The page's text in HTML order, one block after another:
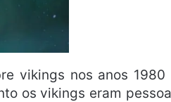
vikings nos anos 1980
os vikings eram